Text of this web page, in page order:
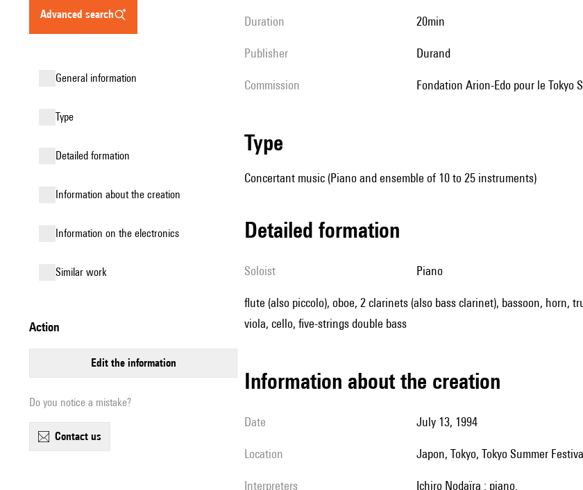
advanced search
general information
type
detailed formation
information about the creation
Information on the electronics
similar work
action
edit the information
Do you notice a mistake?
contact us
duration 20min
publisher Durand
Commission Fondation Arion-Edo pour le Tokyo
type
Concertant music (Piano and ensemble of 10 to 25 instruments)
detailed formation
Soloist piano
flute (also piccolo), oboe, 2 clarinets (also bass clarinet), bassoon, horn,
viola, cello, five-strings double bass
information about the creation
date July 13, 1994
location Japon, Tokyo, Tokyo Summer
interpreters Ichiro Nodaïra : piano.